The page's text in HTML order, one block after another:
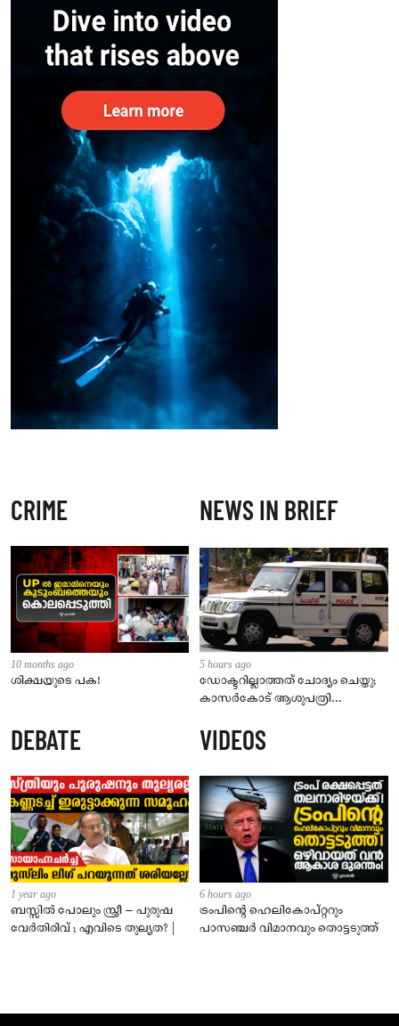
CRIME
10 months ago
ശിക്ഷയുടെ പക!
NEWS IN BRIEF
5 hours ago
ഡോക്ടറില്ലാത്തത് ചോദ്യം ചെയ്തു;
കാസർകോട് ആശുപത്രി
നാട്ടുകാർക്കെതിരെ കേസ്
DEBATE
1 year ago
ബസ്സിൽ പോലും സ്ത്രീ – പുരുഷ
വേർതിരിവ് ; എവിടെ തുല്യത? |
VIDEOS
6 hours ago
ട്രംപിന്റെ ഹെലികോപ്റ്ററും
പാസഞ്ചര്‍ വിമാനവും തൊട്ടടുത്ത്